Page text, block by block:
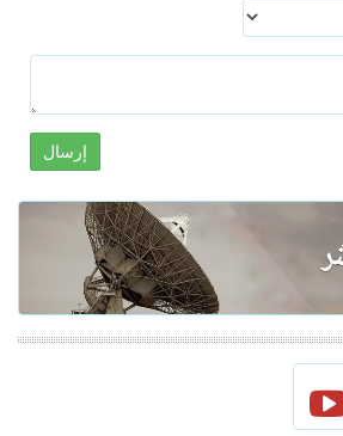
إرسال